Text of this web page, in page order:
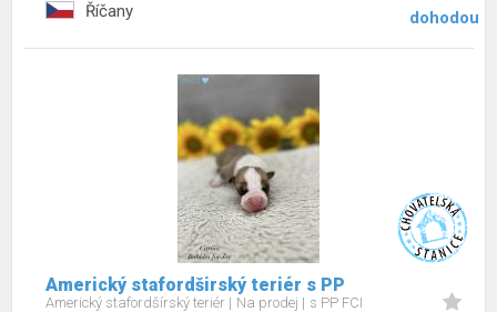
Říčany dohodou
Americký stafordširský teriér s PP
Americký stafordšírský teriér Na prodej s PP FCI